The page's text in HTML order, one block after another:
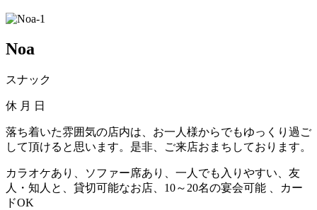
Noa
スナック
休 月 日
落ち着いた雰囲気の店内は、お一人様からでもゆっくり過ご
して頂けると思います。是非、ご来店おまちしております。
カラオケあり、ソファー席あり、一人でも入りやすい、友
人・知人と、貸切可能なお店、10～20名の宴会可能 、カー
ドOK